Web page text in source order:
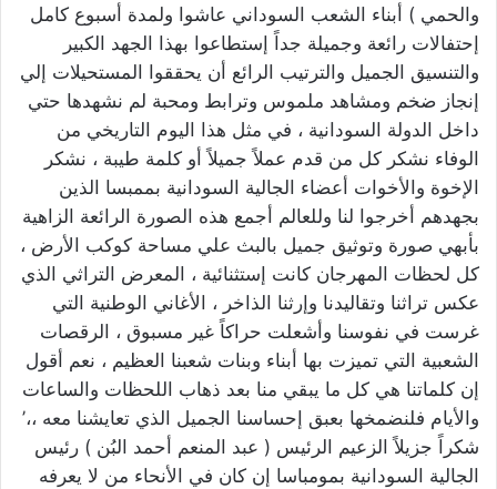
والحمي ) أبناء الشعب السوداني عاشوا ولمدة أسبوع كامل
إحتفالات رائعة وجميلة جداً إستطاعوا بهذا الجهد الكبير
والتنسيق الجميل والترتيب الرائع أن يحققوا المستحيلات إلي
إنجاز ضخم ومشاهد ملموس وترابط ومحبة لم نشهدها حتي
داخل الدولة السودانية ، في مثل هذا اليوم التاريخي من
الوفاء نشكر كل من قدم عملاً جميلاً أو كلمة طيبة ، نشكر
الإخوة والأخوات أعضاء الجالية السودانية بممبسا الذين
بجهدهم أخرجوا لنا وللعالم أجمع هذه الصورة الرائعة الزاهية
بأبهي صورة وتوثيق جميل بالبث علي مساحة كوكب الأرض ،
كل لحظات المهرجان كانت إستثنائية ، المعرض التراثي الذي
عكس تراثنا وتقاليدنا وإرثنا الذاخر ، الأغاني الوطنية التي
غرست في نفوسنا وأشعلت حراكاً غير مسبوق ، الرقصات
الشعبية التي تميزت بها أبناء وبنات شعبنا العظيم ، نعم أقول
إن كلماتنا هي كل ما يبقي منا بعد ذهاب اللحظات والساعات
والأيام فلنضمخها بعبق إحساسنا الجميل الذي تعايشنا معه ،،’
شكراً جزيلاً الزعيم الرئيس ( عبد المنعم أحمد البُن ) رئيس
الجالية السودانية بمومباسا إن كان في الأنحاء من لا يعرفه